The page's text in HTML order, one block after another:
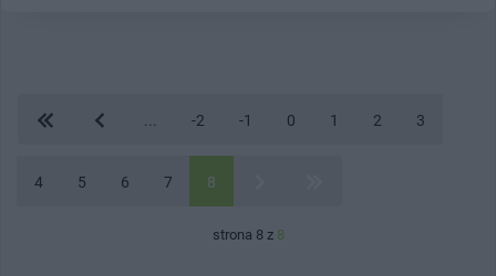
-2 -1 0 1 2 3
4 5 6 7 8
strona 8 z 8